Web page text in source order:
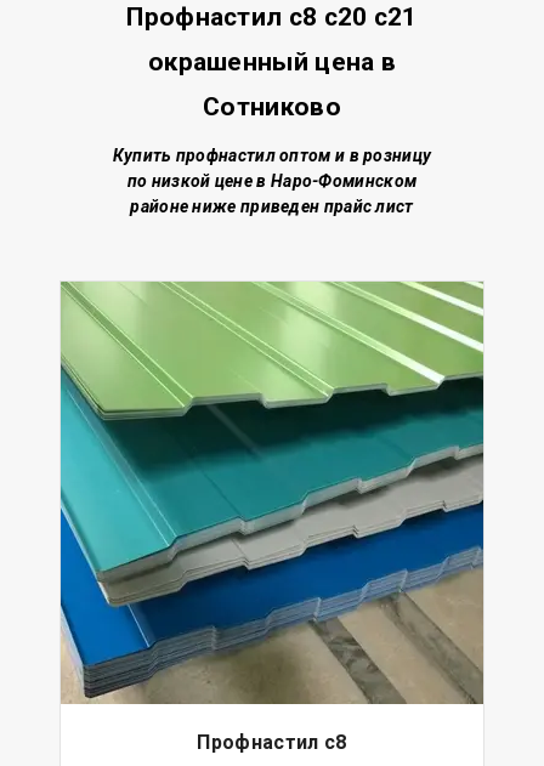
Профнастил с8 с20 с21
окрашенный цена в
Сотниково
Купить профнастил оптом и в розницу
по низкой ценев Наро-Фоминском
районениже приведен прайс лист
Профнастил с8